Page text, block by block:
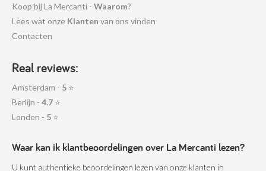
Koop bij La Mercanti - Waarom?
Lees wat onze Klanten van ons vinden
Contacten
Real reviews:
Amsterdam - 5 ⭐
Berlijn - 4.7 ⭐
Londen - 5 ⭐
Waar kan ik klantbeoordelingen over La Mercanti lezen?
U kunt authentieke beoordelingen lezen van onze klanten in